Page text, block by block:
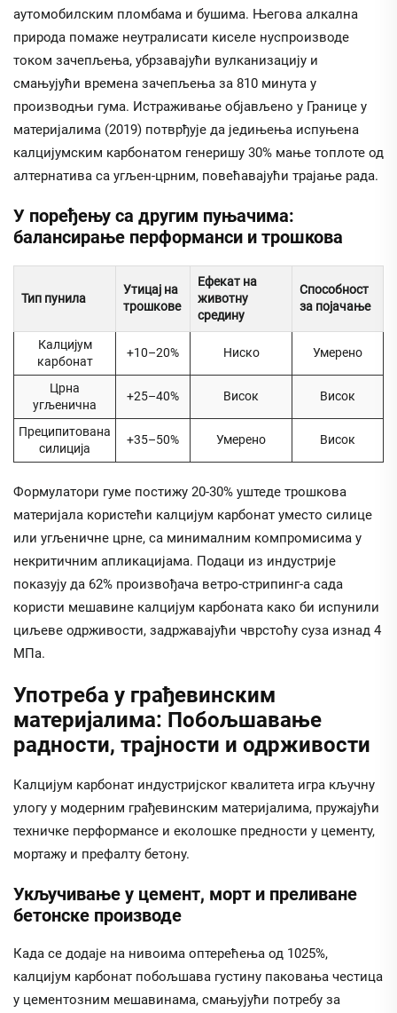
аутомобилским пломбама и бушима. Његова алкална
природа помаже неутралисати киселе нуспроизводе
током зачепљења, убрзавајући вулканизацију и
смањујући времена зачепљења за 810 минута у
производњи гума. Истраживање објављено у Границе у
материјалима (2019) потврђује да једињења испуњена
калцијумским карбонатом генеришу 30% мање топлоте од
алтернатива са угљен-црним, повећавајући трајање рада.
У поређењу са другим пуњачима:
балансирање перформанси и трошкова
Тип пунила
Утицај на
трошкове
Ефекат на
животну
средину
Способност
за појачање
Калцијум
карбонат
+10–20% Ниско Умерено
Црна
угљенична
+25–40% Висок Висок
Преципитована
силиција
+35–50% Умерено Висок
Формулатори гуме постижу 20-30% уштеде трошкова
материјала користећи калцијум карбонат уместо силице
или угљеничне црне, са минималним компромисима у
некритичним апликацијама. Подаци из индустрије
показују да 62% произвођача ветро-стрипинг-а сада
користи мешавине калцијум карбоната како би испунили
циљеве одрживости, задржавајући чврстоћу суза изнад 4
МПа.
Употреба у грађевинским
материјалима: Побољшавање
радности, трајности и одрживости
Калцијум карбонат индустријског квалитета игра кључну
улогу у модерним грађевинским материјалима, пружајући
техничке перформансе и еколошке предности у цементу,
мортажу и префалту бетону.
Укључивање у цемент, морт и преливане
бетонске производе
Када се додаје на нивоима оптерећења од 1025%,
калцијум карбонат побољшава густину паковања честица
у цементозним мешавинама, смањујући потребу за